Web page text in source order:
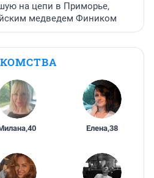
на цепи в Приморье,
медведем Фиником
,40 Елена,38